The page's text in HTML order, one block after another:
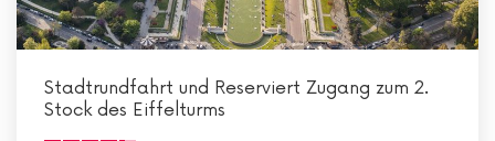
Stadtrundfahrt und Reserviert Zugang zum 2.
Stock des Eiffelturms